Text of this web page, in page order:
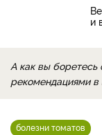
и
А как вы боретесь
рекомендациями
болезни томатов